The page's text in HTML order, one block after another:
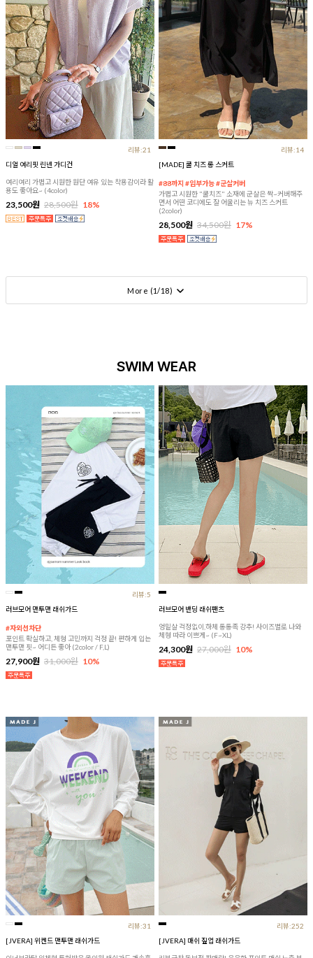
리뷰:21
디얼 여리핏 린넨 가디건
여리여리 가볍고 시원한 원단 여유 있는 착용감이라 활
용도 좋아요~ (4color)
23,500원 28,500원 18%
리뷰:14
[MADE] 쿨 치즈 롱 스커트
#88까지 #임부가능 #군살커버
가볍고 시원한 "쿨치즈" 소재에 군살은 싹~커버해주
면서 어떤 코디에도 잘 어울리는 뉴 치즈 스커트
(2color)
28,500원 34,500원 17%
More (1/18)
SWIM WEAR
리뷰:5
러브모어 맨투맨 래쉬가드
#자외선차단
포인트 확실하고, 체형 고민까지 걱정 끝! 편하게 입는
맨투맨 핏~ 어디든 좋아 (2color / F,L)
27,900원 31,000원 10%
러브모어 밴딩 래쉬팬츠
엉밑살 걱정없이,하체 통통족 강추! 사이즈별로 나와
체형 따라 이쁘게~ (F~XL)
24,300원 27,000원 10%
리뷰:31
[JVERA] 위켄드 맨투맨 래쉬가드
리뷰:252
[JVERA] 매쉬 짚업 래쉬가드